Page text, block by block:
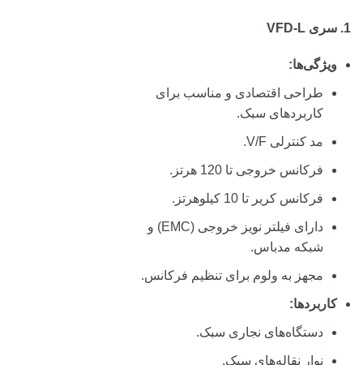
1. سری VFD-L
ویژگی‌ها:
طراحی اقتصادی و مناسب برای
کاربردهای سبک.
مد کنترلی V/F.
فرکانس خروجی تا 120 هرتز.
فرکانس کریر تا 10 کیلوهرتز.
دارای فیلتر نویز خروجی (EMC) و
شبکه مدباس.
مجهز به ولوم برای تنظیم فرکانس.
کاربردها:
دستگاه‌های نجاری سبک.
نوار نقاله‌های سبک.